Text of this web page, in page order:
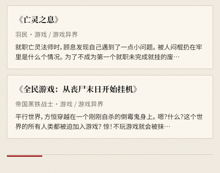
《亡灵之息》
羽民 · 游戏 / 游戏异界
就职亡灵法师时，顾息发现自己遇到了一点小问题。 被人闷棍扔在牢
里是什么个情况。 为了不成为第一个就职未完成就挂的废…
《全民游戏：从丧尸末日开始挂机》
帝国黑铁战士 · 游戏 / 游戏异界
平行世界，方恒穿越在一个刚刚自杀的倒霉鬼身上。 嗯？什么？这个世
界的所有人类都被迫加入游戏？ 惊！不玩游戏就会被抹…